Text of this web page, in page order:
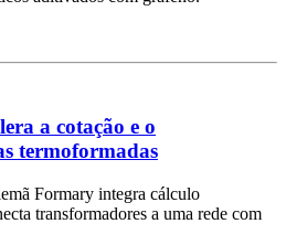
a cotação e o
termoformadas
Formary integra cálculo
transformadores a uma rede com